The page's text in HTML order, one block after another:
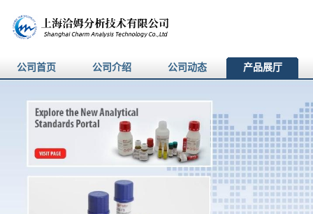
公司首页 公司介绍 公司动态 产品展厅